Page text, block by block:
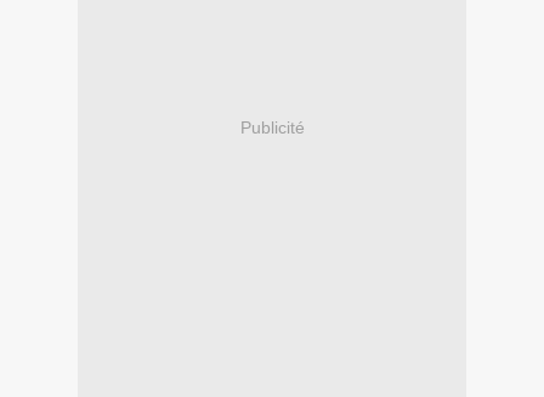
Publicité